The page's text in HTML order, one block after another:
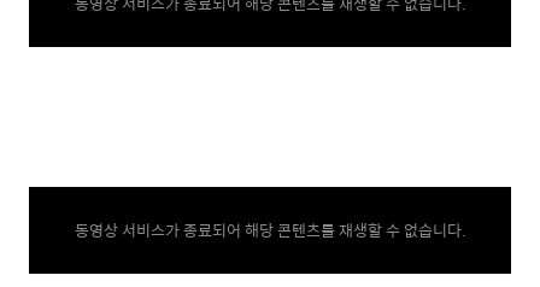
동영상 서비스가 종료되어 해당 콘텐츠를 재생할 수 없습니다.